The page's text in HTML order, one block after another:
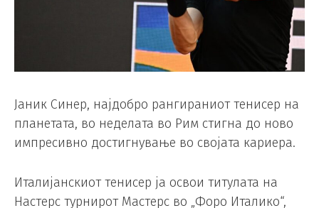
Јаник Синер, најдобро рангираниот тенисер на
планетата, во неделата во Рим стигна до ново
импресивно достигнување во својата кариера.
Италијанскиот тенисер ја освои титулата на
Настерс турнирот Мастерс во „Форо Италико“,